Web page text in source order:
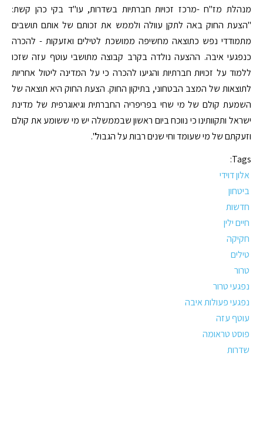
מנהלת מז"ח -מרכז זכויות חברתיות בשדרות, עו"ד בקי כהן קשת:
"הצעת החוק באה לתקן עוולה ולממש את זכותם של אותם תושבים
מתמודדי נפש כתוצאה מחשיפה ממושכת לטילים ואזעקות - להכרה
כנפגעי איבה. ההצעה נולדה בקרב קבוצה מתושבי עוטף עזה שזכו
ללמוד על זכויות חברתיות והגיעו להכרה כי על המדינה ליטול אחריות
לתוצאות של המצב הבטחוני, בתיקון החוק. הצעת החוק היא תוצאה של
השמעת קולם של מי שחי בפריפריה החברתית וגיאוגרפית של מדינת
ישראל ותקוותינו כי נווכח ביום ראשון שבממשלה יש מי ששומע את קולם
וזעקתם של מי שעומד וחי שנים רבות על הגבול".
Tags:
אלון דוידי
ביטחון
חדשות
חיים ילין
חקיקה
טילים
טרור
נפגעי טרור
נפגעי פעולות איבה
עוטף עזה
פוסט טראומה
שדרות